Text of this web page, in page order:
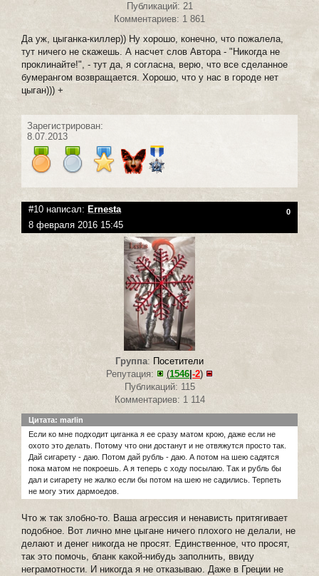
Публикаций: 21
Комментариев: 1 861
Да уж, цыганка-киллер)) Ну хорошо, конечно, что пожалела,
тут ничего не скажешь. А насчет слов Автора - "Никогда не
проклинайте!", - тут да, я согласна, верю, что все сделанное
бумерангом возвращается. Хорошо, что у нас в городе нет
цыган))) +
Зарегистрирован:
8.07.2013
#10 написал: Ernesta 0
8 февраля 2016 15:45
Группа: Посетители
Репутация:
(1546 -2)
Публикаций: 115
Комментариев: 1 114
Цитата: marlin
Если ко мне подходит циганка я ее сразу матом крою, даже если не
охото это делать. Потому что они достанут и не отвяжутся просто так.
Дай сигарету - даю. Потом дай рубль - даю. А потом на шею садятся
пока матом не покроешь. А я теперь с ходу посылаю. Так и рубль бы
дал и сигарету не жалко если бы потом на шею не садились. Терпеть
не могу этих дармоедов.
Что ж так злобно-то. Ваша агрессия и ненависть притягивает
подобное. Вот лично мне цыгане ничего плохого не делали, не
делают и денег никогда не просят. Единственное, что просят,
так это помочь, бланк какой-нибудь заполнить, ввиду
неграмотности. И никогда я не отказываю. Даже в Греции не